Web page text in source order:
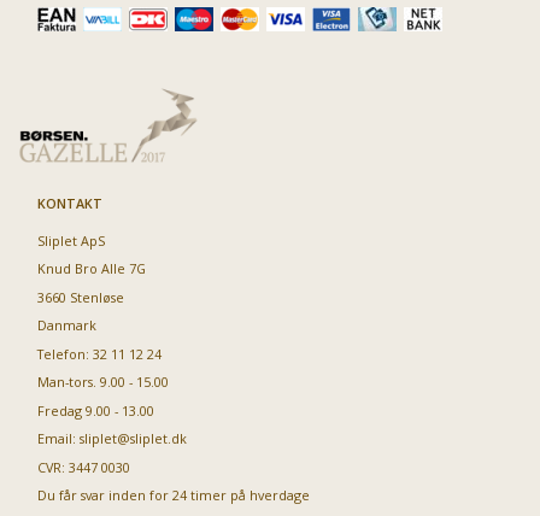
KONTAKT
Sliplet ApS
Knud Bro Alle 7G
3660 Stenløse
Danmark
Telefon: 32 11 12 24
Man-tors. 9.00 - 15.00
Fredag 9.00 - 13.00
Email: sliplet@sliplet.dk
CVR: 3447 0030
Du får svar inden for 24 timer på hverdage